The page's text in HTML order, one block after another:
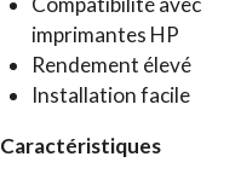
imprimantes HP
Rendement élevé
Installation facile
Caractéristiques